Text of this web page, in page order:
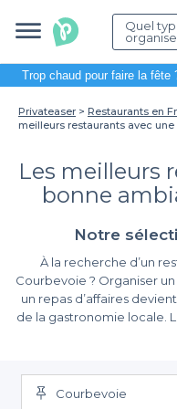
Quel
Trop chaud pour faire la fête
Privateaser Restaurants en
meilleurs restaurants avec
Les meilleurs
bonne
Notre
À la recherche d’un
Courbevoie ? Organiser
un repas d’affaires
de la gastronomie locale.
la Seine et ses gratte-
Une diversité de
Sur Privateaser, nous
Courbevoie